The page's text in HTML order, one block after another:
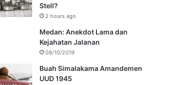
Stell?
2 hours ago
Medan: Anekdot Lama dan
Kejahatan Jalanan
08/10/2019
Buah Simalakama Amandemen
UUD 1945